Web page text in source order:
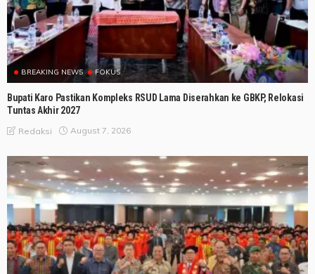
BREAKING NEWS FOKUS
Bupati Karo Pastikan Kompleks RSUD Lama Diserahkan ke GBKP, Relokasi
Tuntas Akhir 2027
Redaksi August 7, 2026